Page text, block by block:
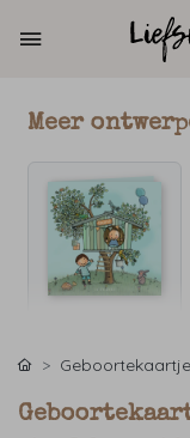
Meer